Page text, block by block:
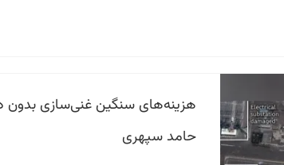
هزینه‌های سنگین غنی‌سازی بدون
حامد سپهری